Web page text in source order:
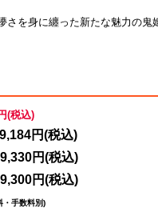
さを身に纏った新たな魅力の鬼
(税込)
円(税込)
円(税込)
円(税込)
手数料別)